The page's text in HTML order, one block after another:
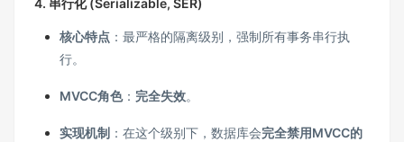
4. 串行化 (Serializable, SER)
核心特点 ：最严格的隔离级别，强制所有事务串行执
行。
MVCC角色： 完全失效。
实现机制 ：在这个级别下，数据库会完全禁用MVCC的